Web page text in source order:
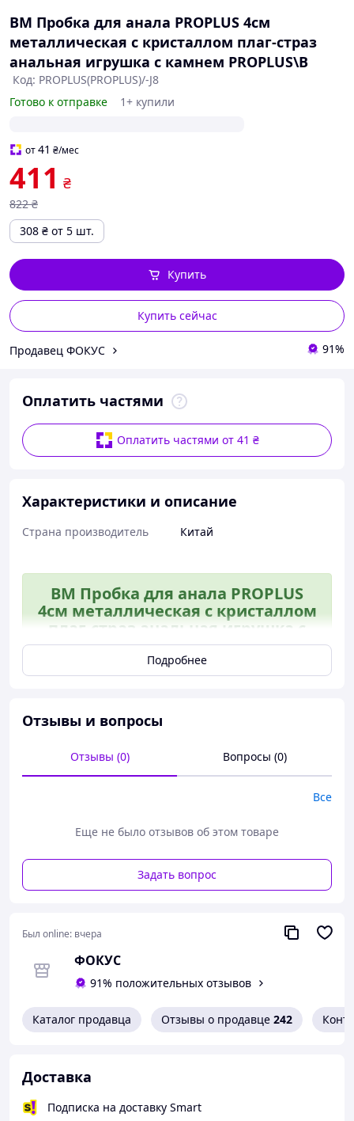
BM Пробка для анала PROPLUS 4см
металлическая с кристаллом плаг-страз
анальная игрушка с камнем PROPLUS\B
Код: PROPLUS(PROPLUS)/-J8
Готово к отправке
1+ купили
от41 ₴/мес
411 ₴
822 ₴
308 ₴ от 5 шт.
Купить сейчас
Купить
Продавец ФОКУС 91%
Оплатить частями
Оплатить частями от 41 ₴
Характеристики и описание
Страна производитель Китай
BM Пробка для анала PROPLUS
4см металлическая с кристаллом
плаг-страз анальная игрушка с
камнем PROPLUS\B
металлическая с кристаллом
камнем, радужная
металлическая анальная пробка
Эта анальная пробка с роскошным кристаллом у
основания создана для настоящих ценителей
испытать более насыщенные ощущения. Гладкая
металлическая поверхность обеспечивает
мягкое скольжение, а каплевидная форма делает
введение комфортным. Игрушка подойдет как
добавляя пикантности в интимную жизнь.
Подробнее
Отзывы и вопросы
Отзывы (0) Вопросы (0)
Все
Еще не было отзывов об этом товаре
Задать вопрос
Был online: вчера
ФОКУС
91% положительных отзывов
Каталог продавца Отзывы о продавце 242
Доставка
Подписка на доставку Smart